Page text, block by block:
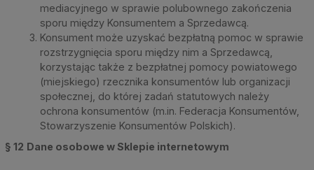
mediacyjnego w sprawie polubownego zakończenia
sporu między Konsumentem a Sprzedawcą.
Konsument może uzyskać bezpłatną pomoc w sprawie
rozstrzygnięcia sporu między nim a Sprzedawcą,
korzystając także z bezpłatnej pomocy powiatowego
(miejskiego) rzecznika konsumentów lub organizacji
społecznej, do której zadań statutowych należy
ochrona konsumentów (m.in. Federacja Konsumentów,
Stowarzyszenie Konsumentów Polskich).
§ 12 Dane osobowe w Sklepie internetowym